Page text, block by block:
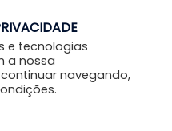
Entrar
e tecnologias
a nossa
navegando,